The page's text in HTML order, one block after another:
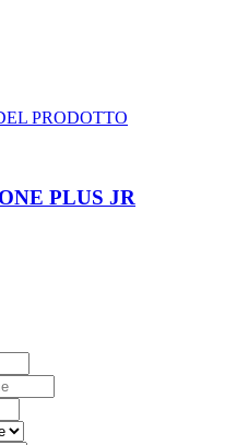
PRODOTTO
PLUS JR